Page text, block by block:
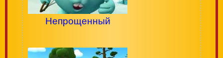
Непрощенный